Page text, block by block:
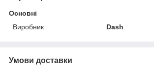
Основні
Виробник
Dash
Умови доставки